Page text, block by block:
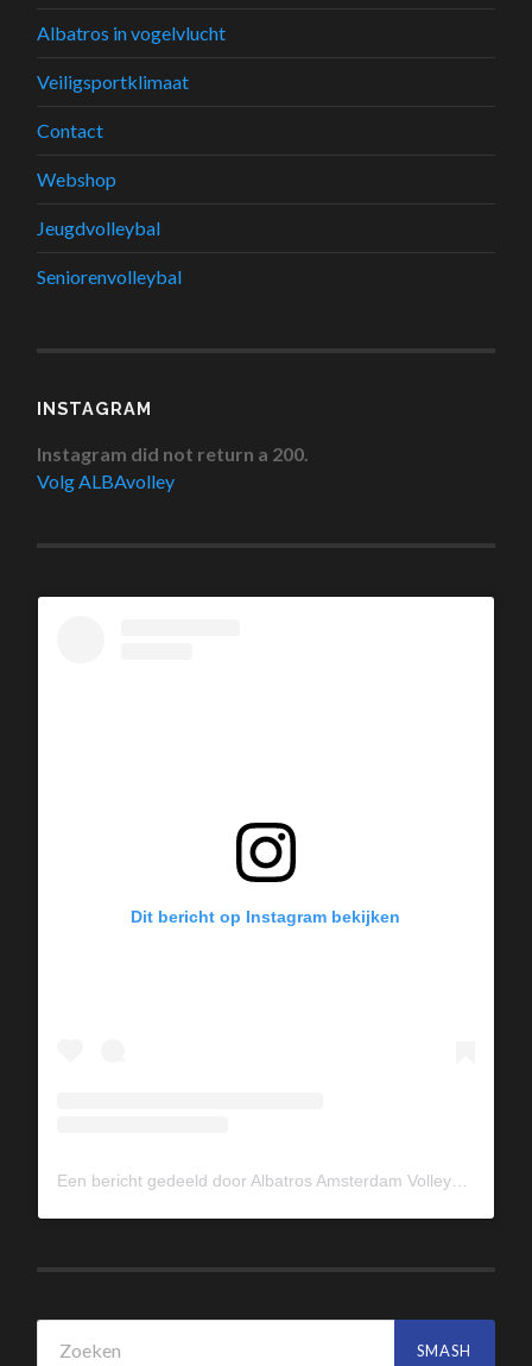
Albatros in vogelvlucht
Veiligsportklimaat
Contact
Webshop
Jeugdvolleybal
Seniorenvolleybal
INSTAGRAM
Instagram did not return a 200.
Volg ALBAvolley
Dit bericht op Instagram bekijken